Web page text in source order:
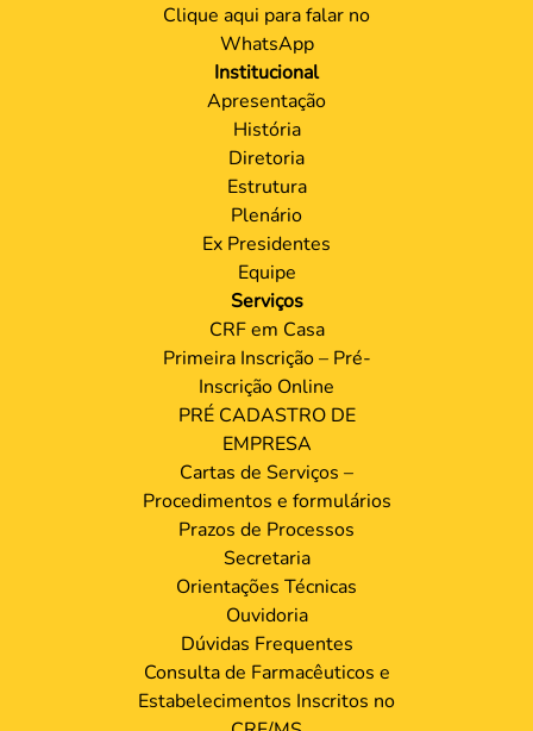
Clique aqui para falar no
WhatsApp
Institucional
Apresentação
História
Diretoria
Estrutura
Plenário
Ex Presidentes
Equipe
Serviços
CRF em Casa
Primeira Inscrição – Pré-
Inscrição Online
PRÉ CADASTRO DE
EMPRESA
Cartas de Serviços –
Procedimentos e formulários
Prazos de Processos
Secretaria
Orientações Técnicas
Ouvidoria
Dúvidas Frequentes
Consulta de Farmacêuticos e
Estabelecimentos Inscritos no